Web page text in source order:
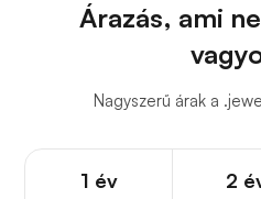
Árazás, ami
Nagyszerű árak a
1 év 2